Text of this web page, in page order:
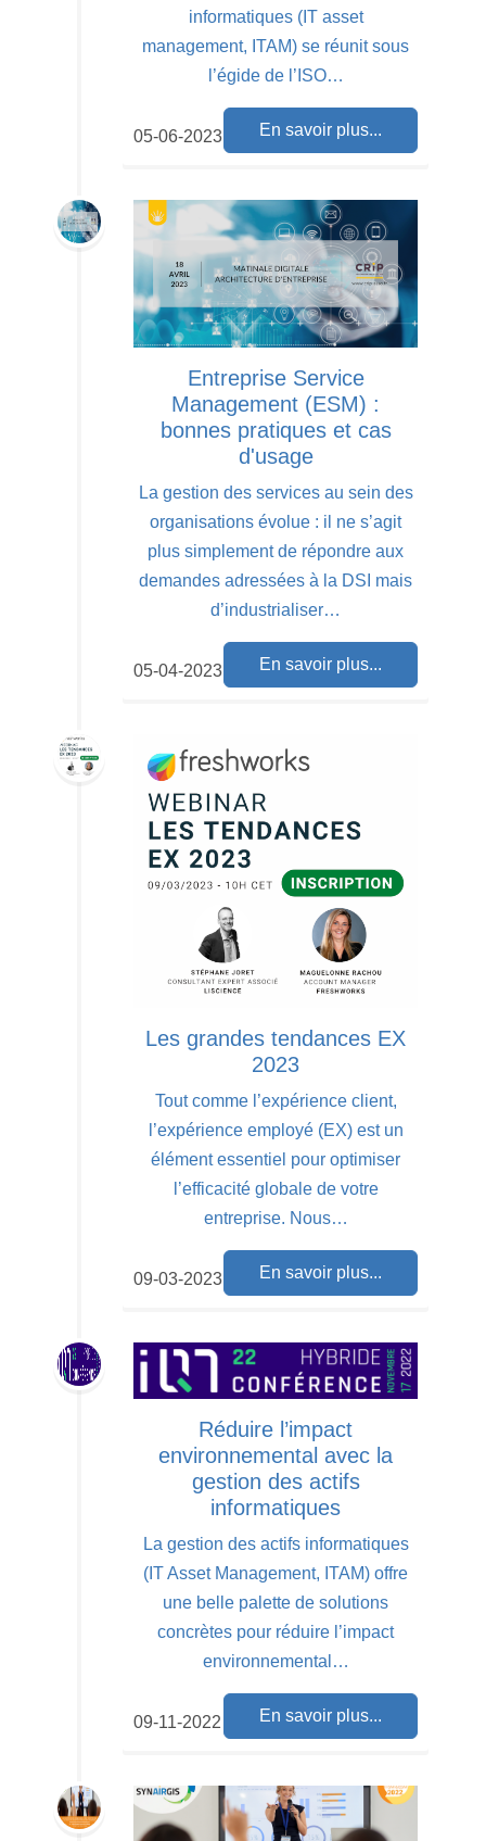
informatiques (IT asset
management, ITAM) se réunit sous
l’égide de l’ISO…
En savoir plus...
05-06-2023
Entreprise Service
Management (ESM) :
bonnes pratiques et cas
d'usage
La gestion des services au sein des
organisations évolue : il ne s’agit
plus simplement de répondre aux
demandes adressées à la DSI mais
d’industrialiser…
En savoir plus...
05-04-2023
Les grandes tendances EX
2023
Tout comme l’expérience client,
l’expérience employé (EX) est un
élément essentiel pour optimiser
l’efficacité globale de votre
entreprise. Nous…
En savoir plus...
09-03-2023
Réduire l’impact
environnemental avec la
gestion des actifs
informatiques
La gestion des actifs informatiques
(IT Asset Management, ITAM) offre
une belle palette de solutions
concrètes pour réduire l’impact
environnemental…
En savoir plus...
09-11-2022